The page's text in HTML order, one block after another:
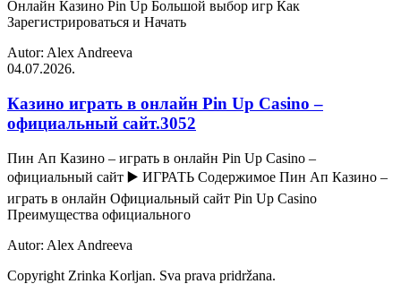
Онлайн Казино Pin Up Большой выбор игр Как
Зарегистрироваться и Начать
Autor: Alex Andreeva
04.07.2026.
Казино играть в онлайн Pin Up Casino –
официальный сайт.3052
Пин Ап Казино – играть в онлайн Pin Up Casino –
официальный сайт ▶️ ИГРАТЬ Содержимое Пин Ап Казино –
играть в онлайн Официальный сайт Pin Up Casino
Преимущества официального
Autor: Alex Andreeva
Copyright Zrinka Korljan. Sva prava pridržana.